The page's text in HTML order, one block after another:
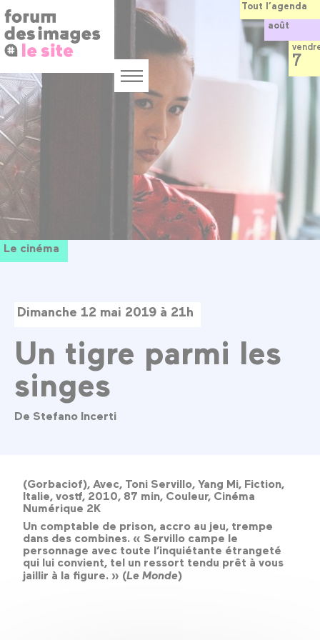
Panneau de gestion des cookies
au
contenu
principal
Menu
Le cinéma
Dimanche 12 mai 2019 à 21h
Un tigre parmi les
singes
De Stefano Incerti
(Gorbaciof), Avec, Toni Servillo, Yang Mi, Fiction,
Italie, vostf, 2010, 87 min, Couleur, Cinéma
Numérique 2K
Un comptable de prison, accro au jeu, trempe
dans des combines. « Servillo campe le
personnage avec toute l’inquiétante étrangeté
qui lui convient, tel un ressort tendu prêt à vous
jaillir à la figure. » (Le Monde)
Tout l’agenda
août
7